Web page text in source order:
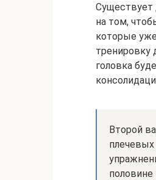
Существует
на том,
которые
тренировку
головка
Второй
половине